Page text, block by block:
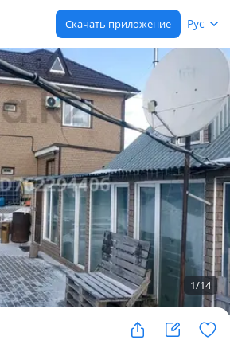
Скачать приложение Рус
1/14